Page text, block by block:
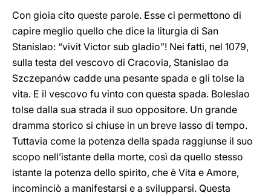
Con gioia cito queste parole. Esse ci permettono di
capire meglio quello che dice la liturgia di San
Stanislao: “vivit Victor sub gladio”! Nei fatti, nel 1079,
sulla testa del vescovo di Cracovia, Stanislao da
Szczepanów cadde una pesante spada e gli tolse la
vita. E il vescovo fu vinto con questa spada. Boleslao
tolse dalla sua strada il suo oppositore. Un grande
dramma storico si chiuse in un breve lasso di tempo.
Tuttavia come la potenza della spada raggiunse il suo
scopo nell’istante della morte, così da quello stesso
istante la potenza dello spirito, che è Vita e Amore,
incominciò a manifestarsi e a svilupparsi. Questa